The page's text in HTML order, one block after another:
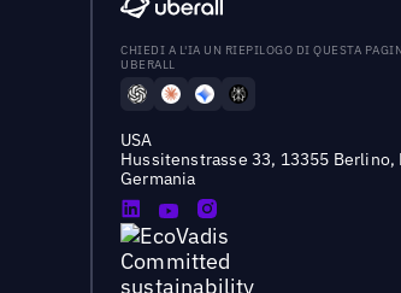
CHIEDI A L'IA UN RIEPILOGO DI QUESTA
UBERALL
USA
Hussitenstrasse 33, 13355 Berlino,
Germania